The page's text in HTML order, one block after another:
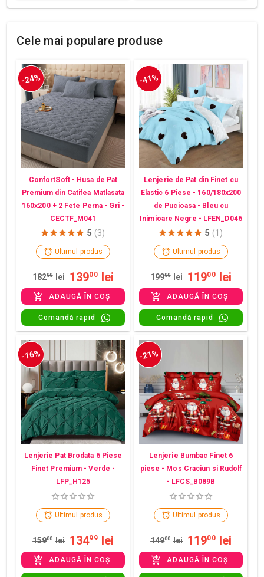
Cele mai populare produse
-24%
ConfortSoft - Husa de Pat
Premium din Catifea Matlasata
160x200 + 2 Fete Perna - Gri -
CECTF_M041
5 (3)
Ultimul produs
18200 lei 13900 lei
ADAUGĂ ÎN COȘ
Comandă rapid
-41%
Lenjerie de Pat din Finet cu
Elastic 6 Piese - 160/180x200
de Pucioasa - Bleu cu
Inimioare Negre - LFEN_D046
5 (1)
Ultimul produs
19900 lei 11900 lei
ADAUGĂ ÎN COȘ
Comandă rapid
-16%
Lenjerie Pat Brodata 6 Piese
Finet Premium - Verde -
LFP_H125
Ultimul produs
15900 lei 13499 lei
ADAUGĂ ÎN COȘ
-21%
Lenjerie Bumbac Finet 6
piese - Mos Craciun si Rudolf
- LFCS_B089B
Ultimul produs
14900 lei 11900 lei
ADAUGĂ ÎN COȘ